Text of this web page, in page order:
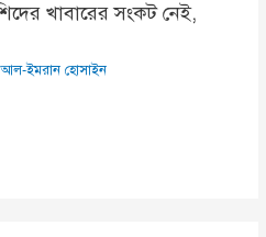
খাবারের সংকট নেই,
ইমরান হোসাইন